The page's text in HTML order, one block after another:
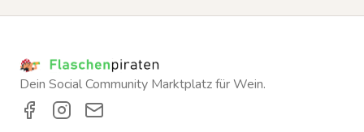
Dein Social Community Marktplatz für Wein.